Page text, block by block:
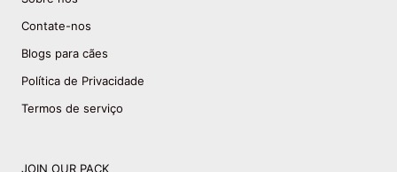
Contate-nos
Blogs para cães
Política de Privacidade
Termos de serviço
JOIN OUR PACK